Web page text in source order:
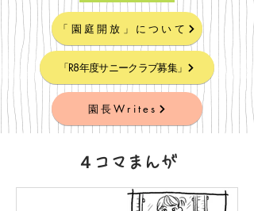
「園庭開放」について
「R8年度サニークラブ募集」
園長Writes
４コマまんが